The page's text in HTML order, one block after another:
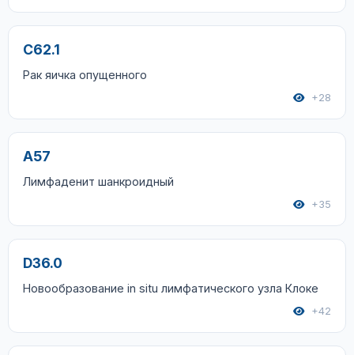
C62.1
Рак яичка опущенного
+28
A57
Лимфаденит шанкроидный
+35
D36.0
Новообразование in situ лимфатического узла Клоке
+42